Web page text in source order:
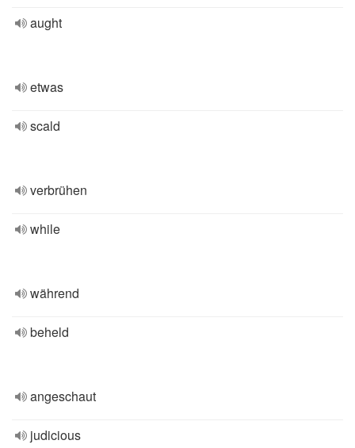
aught
etwas
scald
verbrühen
while
während
beheld
angeschaut
judicious